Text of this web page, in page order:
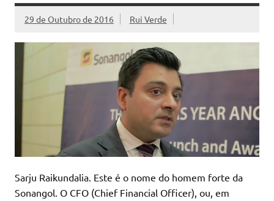
29 de Outubro de 2016 Rui Verde
Sarju Raikundalia. Este é o nome do homem forte da
Sonangol. O CFO (Chief Financial Officer), ou, em